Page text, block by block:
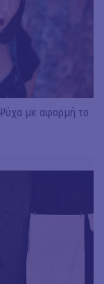
με αφορμή το